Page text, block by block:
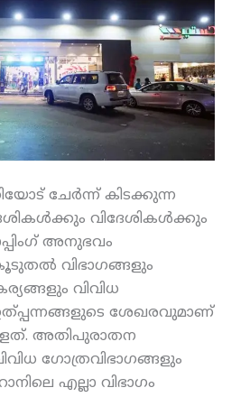
ചേര്‍ന്ന് കിടക്കുന്ന
വിദേശികള്‍ക്കും
അനുഭവം
വിഭാഗങ്ങളും
വിവിധ
ശേഖരവുമാണ്
അതിപുരാതന
ഗോത്രവിഭാഗങ്ങളും
എല്ലാ വിഭാഗം